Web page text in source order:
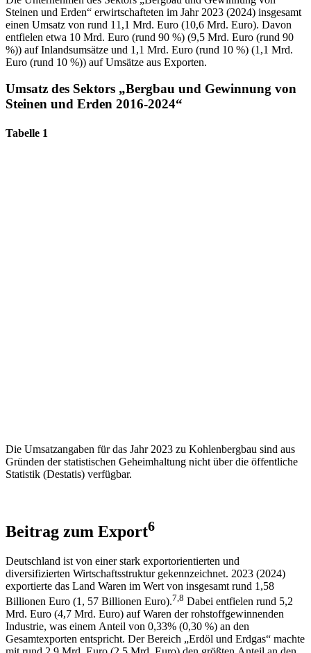
Steinen und Erden“ erwirtschafteten im Jahr 2023 (2024) insgesamt
einen Umsatz von rund 11,1 Mrd. Euro (10,6 Mrd. Euro). Davon
entfielen etwa 10 Mrd. Euro (rund 90 %) (9,5 Mrd. Euro (rund 90
%)) auf Inlandsumsätze und 1,1 Mrd. Euro (rund 10 %) (1,1 Mrd.
Euro (rund 10 %)) auf Umsätze aus Exporten.
Umsatz des Sektors „Bergbau und Gewinnung von
Steinen und Erden 2016-2024“
Tabelle 1
Die Umsatzangaben für das Jahr 2023 zu Kohlenbergbau sind aus
Gründen der statistischen Geheimhaltung nicht über die öffentliche
Statistik (Destatis) verfügbar.
Beitrag zum Export6
Deutschland ist von einer stark exportorientierten und
diversifizierten Wirtschaftsstruktur gekennzeichnet. 2023 (2024)
exportierte das Land Waren im Wert von insgesamt rund 1,58
Billionen Euro (1, 57 Billionen Euro).7,8 Dabei entfielen rund 5,2
Mrd. Euro (4,7 Mrd. Euro) auf Waren der rohstoffgewinnenden
Industrie, was einem Anteil von 0,33% (0,30 %) an den
Gesamtexporten entspricht. Der Bereich „Erdöl und Erdgas“ machte